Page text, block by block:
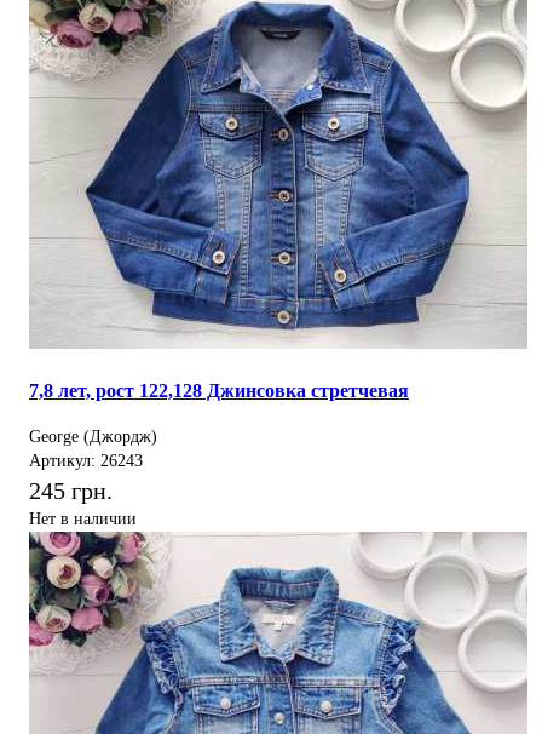
7,8 лет, рост 122,128 Джинсовка стретчевая
George (Джордж)
Артикул: 26243
245 грн.
Нет в наличии